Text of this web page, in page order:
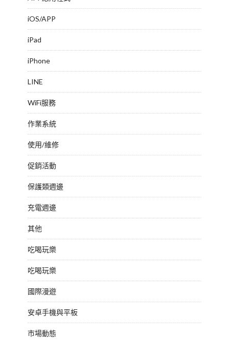
iOS/APP
iPad
iPhone
LINE
WiFi服務
作業系統
使用/維修
促銷活動
保護類週邊
充電週邊
其他
吃喝玩樂
吃喝玩樂
國際漫遊
安卓手機與平板
市場動態